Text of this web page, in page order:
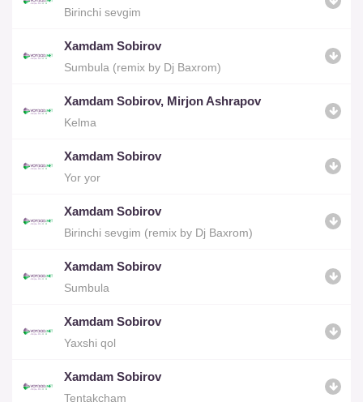
Birinchi sevgim
Xamdam Sobirov
Sumbula (remix by Dj Baxrom)
Xamdam Sobirov, Mirjon Ashrapov
Kelma
Xamdam Sobirov
Yor yor
Xamdam Sobirov
Birinchi sevgim (remix by Dj Baxrom)
Xamdam Sobirov
Sumbula
Xamdam Sobirov
Yaxshi qol
Xamdam Sobirov
Tentakcham